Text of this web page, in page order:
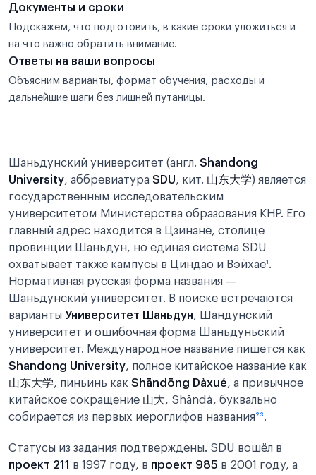
Документы и сроки
Подскажем, что подготовить, в какие сроки уложиться и
на что важно обратить внимание.
Ответы на ваши вопросы
Объясним варианты, формат обучения, расходы и
дальнейшие шаги без лишней путаницы.
Шаньдунский университет (англ. Shandong
University, аббревиатура SDU, кит. 山东大学) является
государственным исследовательским
университетом Министерства образования КНР. Его
главный адрес находится в Цзинане, столице
провинции Шаньдун, но единая система SDU
охватывает также кампусы в Циндао и Вэйхае¹.
Нормативная русская форма названия —
Шаньдунский университет. В поиске встречаются
варианты Университет Шаньдун, Шандунский
университет и ошибочная форма Шаньдуньский
университет. Международное название пишется как
Shandong University, полное китайское название как
山东大学, пиньинь как Shāndōng Dàxué, а привычное
китайское сокращение 山大, Shāndà, буквально
собирается из первых иероглифов названия²³.
Статусы из задания подтверждены. SDU вошёл в
проект 211 в 1997 году, в проект 985 в 2001 году, а